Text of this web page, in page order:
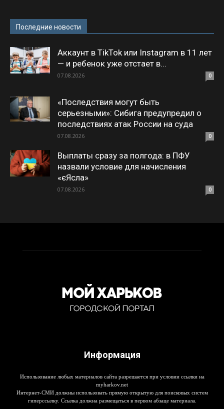
Последние новости
Аккаунт в TikTok или Instagram в 11 лет
— и ребенок уже отстает в...
07.08.2026 0
«Последствия могут быть
серьезными»: Сибига предупредил о
последствиях атак России на суда
07.08.2026 0
Выплаты сразу за полгода: в ПФУ
назвали условие для начисления
«єЯсла»
07.08.2026 0
Информация
Использование любых материалов сайта разрешается при условии ссылки на
myharkov.net
Интернет-СМИ должны использовать прямую открытую для поисковых систем
гиперссылку. Ссылка должна размещаться в первом абзаце материала.